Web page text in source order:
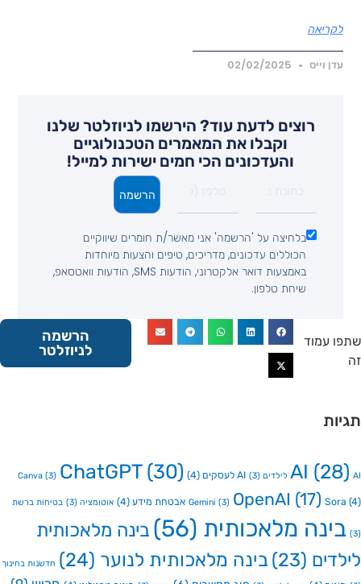
וייס 02/02/2025
רוצים לדעת עוד? הירשמו לניוזלטר שלנו
וקבלו את המאמרים הטכנולוגיים
והעדכונים הכי חמים ישירות למייל!
בלחיצה על 'הרשמה' אני מאשר/ת חומרים שיווקיים
הכוללים עדכונים, מדריכים, טיפים והצעות מיוחדות
באמצעות דואר אלקטרוני, הודעות SMS, הודעות וואטסאפ,
שיחת טלפון.
הרשמה
עמוד
הרשמה
לניוזלטר
AI
(3) AI לעסקים (4)
Canva(3) ChatGPT(30)
Gemini(3) OpenAI(17) אבטחת מידע (4) אוטומציה(3) בטיחות ברשת
מלאכותית(56)
בינה מלאכותית
(23) בינה מלאכותית לנוער(24) חדשנות בחינוך